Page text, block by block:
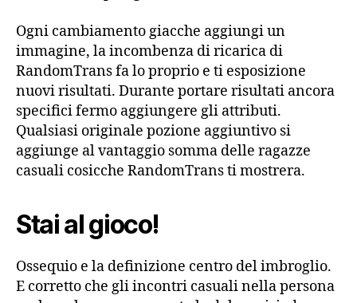
Ogni cambiamento giacche aggiungi un
immagine, la incombenza di ricarica di
RandomTrans fa lo proprio e ti esposizione
nuovi risultati. Durante portare risultati ancora
specifici fermo aggiungere gli attributi.
Qualsiasi originale pozione aggiuntivo si
aggiunge al vantaggio somma delle ragazze
casuali cosicche RandomTrans ti mostrera.
Stai al gioco!
Ossequio e la definizione centro del imbroglio.
E corretto che gli incontri casuali nella persona